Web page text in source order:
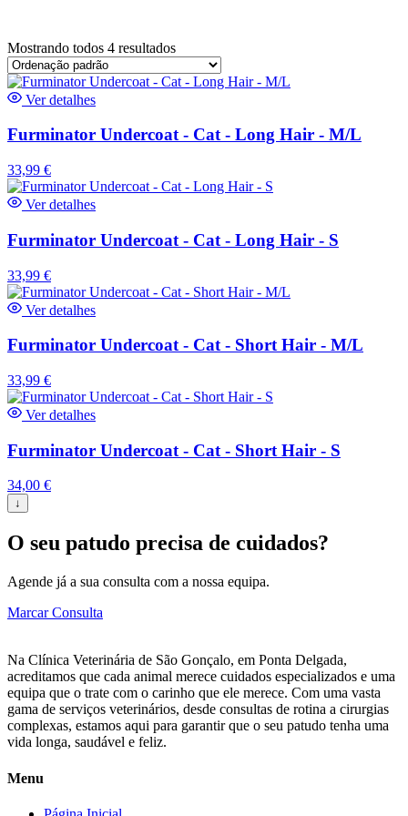
Mostrando todos 4 resultados
Ver detalhes
Furminator Undercoat - Cat - Long Hair - M/L
33,99 €
Ver detalhes
Furminator Undercoat - Cat - Long Hair - S
33,99 €
Ver detalhes
Furminator Undercoat - Cat - Short Hair - M/L
33,99 €
Ver detalhes
Furminator Undercoat - Cat - Short Hair - S
34,00 €
↓
O seu patudo precisa de cuidados?
Agende já a sua consulta com a nossa equipa.
Marcar Consulta
Na Clínica Veterinária de São Gonçalo, em Ponta Delgada,
acreditamos que cada animal merece cuidados especializados e uma
equipa que o trate com o carinho que ele merece. Com uma vasta
gama de serviços veterinários, desde consultas de rotina a cirurgias
complexas, estamos aqui para garantir que o seu patudo tenha uma
vida longa, saudável e feliz.
Menu